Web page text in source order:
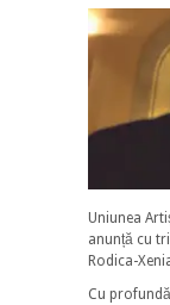
Uniunea
anunță cu
Rodica-
Cu